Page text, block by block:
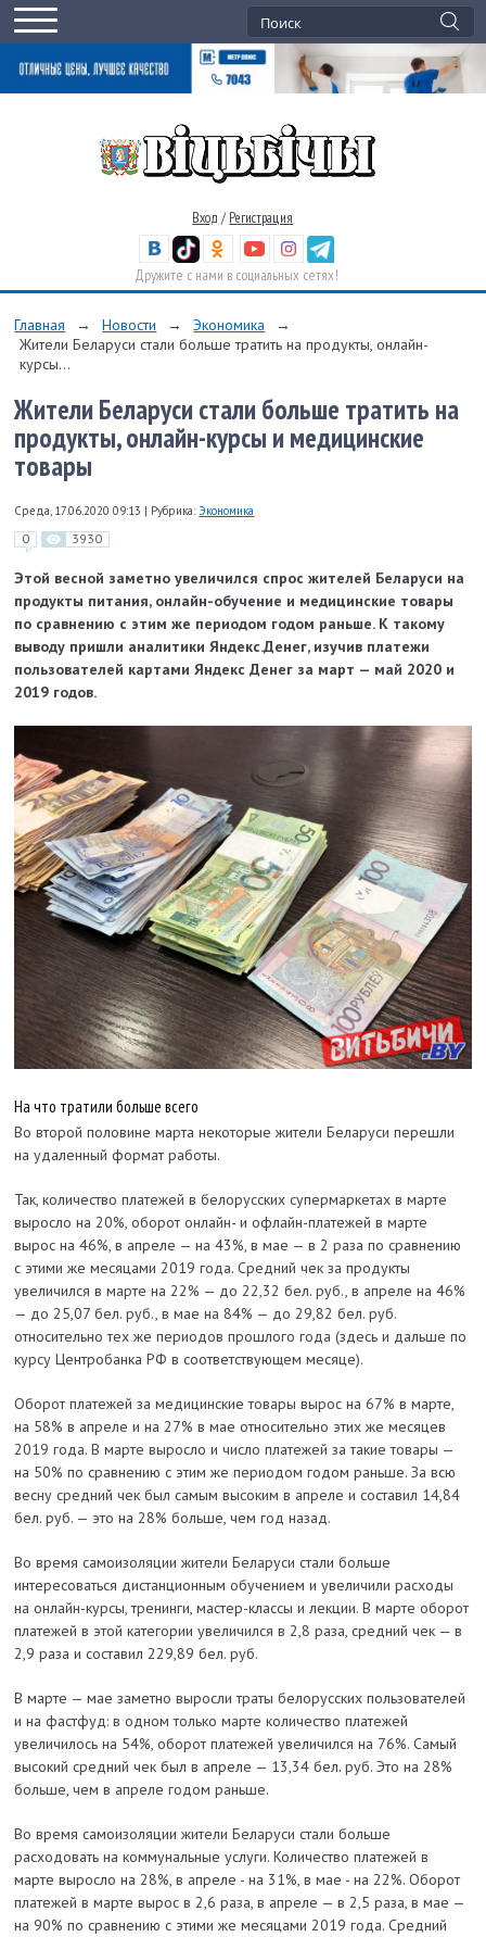
Вход / Регистрация
Дружите с нами в социальных сетях!
Главная → Новости → Экономика
→
Жители Беларуси стали больше тратить на продукты, онлайн-
курсы...
Жители Беларуси стали больше тратить на
продукты, онлайн-курсы и медицинские
товары
Среда, 17.06.2020 09:13 | Рубрика: Экономика
0 3930
Этой весной заметно увеличился спрос жителей Беларуси на
продукты питания, онлайн-обучение и медицинские товары
по сравнению с этим же периодом годом раньше. К такому
выводу пришли аналитики Яндекс.Денег, изучив платежи
пользователей картами Яндекс Денег за март — май 2020 и
2019 годов.
На что тратили больше всего
Во второй половине марта некоторые жители Беларуси перешли
на удаленный формат работы.
Так, количество платежей в белорусских супермаркетах в марте
выросло на 20%, оборот онлайн- и офлайн-платежей в марте
вырос на 46%, в апреле — на 43%, в мае — в 2 раза по сравнению
с этими же месяцами 2019 года. Средний чек за продукты
увеличился в марте на 22% — до 22,32 бел. руб., в апреле на 46%
— до 25,07 бел. руб., в мае на 84% — до 29,82 бел. руб.
относительно тех же периодов прошлого года (здесь и дальше по
курсу Центробанка РФ в соответствующем месяце).
Оборот платежей за медицинские товары вырос на 67% в марте,
на 58% в апреле и на 27% в мае относительно этих же месяцев
2019 года. В марте выросло и число платежей за такие товары —
на 50% по сравнению с этим же периодом годом раньше. За всю
весну средний чек был самым высоким в апреле и составил 14,84
бел. руб. — это на 28% больше, чем год назад.
Во время самоизоляции жители Беларуси стали больше
интересоваться дистанционным обучением и увеличили расходы
на онлайн-курсы, тренинги, мастер-классы и лекции. В марте оборот
платежей в этой категории увеличился в 2,8 раза, средний чек — в
2,9 раза и составил 229,89 бел. руб.
В марте — мае заметно выросли траты белорусских пользователей
и на фастфуд: в одном только марте количество платежей
увеличилось на 54%, оборот платежей увеличился на 76%. Самый
высокий средний чек был в апреле — 13,34 бел. руб. Это на 28%
больше, чем в апреле годом раньше.
Во время самоизоляции жители Беларуси стали больше
расходовать на коммунальные услуги. Количество платежей в
марте выросло на 28%, в апреле - на 31%, в мае - на 22%. Оборот
платежей в марте вырос в 2,6 раза, в апреле — в 2,5 раза, в мае —
на 90% по сравнению с этими же месяцами 2019 года. Средний